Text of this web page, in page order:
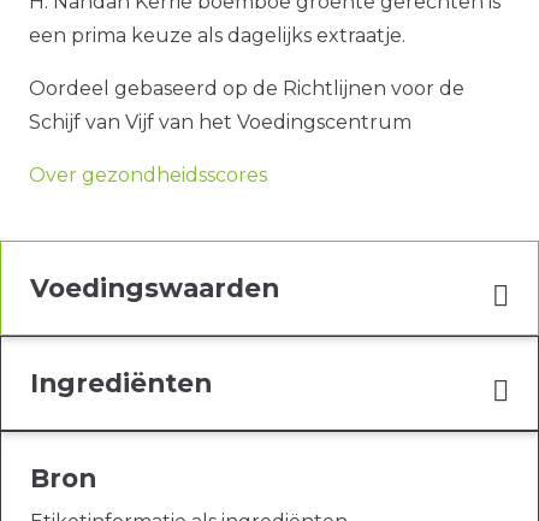
een prima keuze als dagelijks extraatje.
Oordeel gebaseerd op de Richtlijnen voor de
Schijf van Vijf van het Voedingscentrum
Over gezondheidsscores
Voedingswaarden
Ingrediënten
Bron